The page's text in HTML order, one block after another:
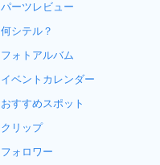
パーツレビュー
何シテル？
フォトアルバム
イベントカレンダー
おすすめスポット
クリップ
フォロワー